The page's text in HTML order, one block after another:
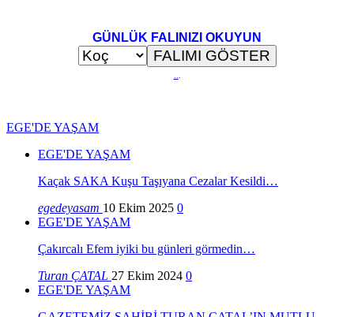
GÜNLÜK FALINIZI OKUYUN
...
EGE'DE YAŞAM
EGE'DE YAŞAM
Kaçak SAKA Kuşu Taşıyana Cezalar Kesildi…
egedeyasam 10 Ekim 2025 0
EGE'DE YAŞAM
Çakırcalı Efem iyiki bu günleri görmedin…
Turan ÇATAL 27 Ekim 2024 0
EGE'DE YAŞAM